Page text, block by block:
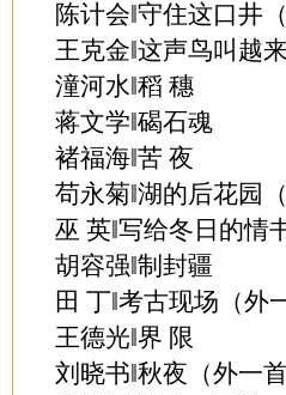
陈计会‖守住这口井
王克金‖这声鸟叫越
潼河水‖稻 穗
蒋文学‖碣石魂
褚福海‖苦 夜
苟永菊‖湖的后花园
巫 英‖写给冬日的情
胡容强‖制封疆
田 丁‖考古现场（外
王德光‖界 限
刘晓书‖秋夜（外一首